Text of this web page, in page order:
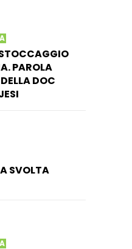
PAROLA
DOC
SVOLTA